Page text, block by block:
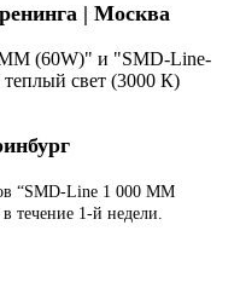
| Москва
ММ (60W)" и "SMD-Line-
свет (3000 К)
“SMD-Line 1 000 ММ
течение 1-й недели.